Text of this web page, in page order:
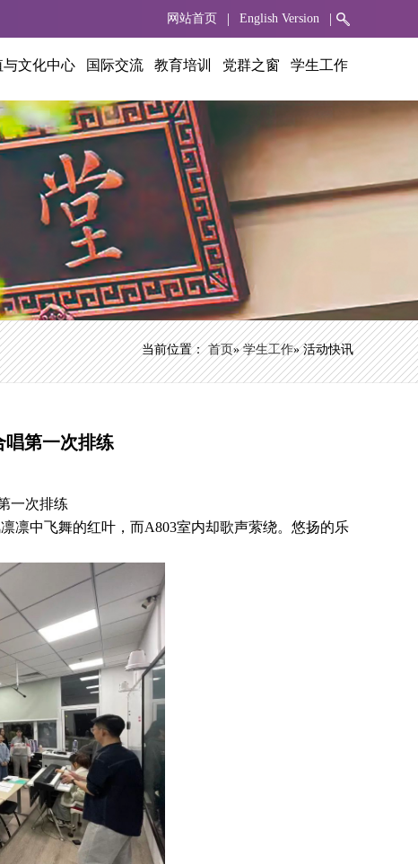
|
English Version
|
网站首页
与文化中心 国际交流 教育培训 党群之窗 学生工作
当前位置：首页»学生工作» 活动快讯
唱第一次排练
一次排练
中飞舞的红叶，而A803室内却歌声萦绕。悠扬的乐